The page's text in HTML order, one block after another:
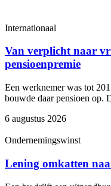
Internationaal
Van verplicht naar
pensioenpremie
Een werknemer was tot
bouwde daar pensioen op.
6 augustus 2026
Ondernemingswinst
Lening omkatten